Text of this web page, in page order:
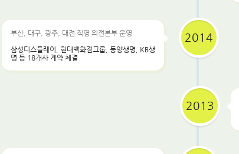
2014
부산, 대구, 광주, 대전 직영 의전본부 운영
삼성디스플레이, 현대백화점그룹, 동양생명, KB생
명 등 18개사 계약 체결
2013